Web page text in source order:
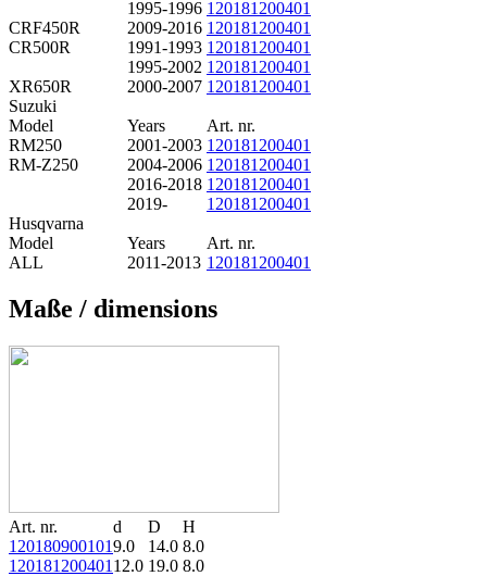
1995-1996 120181200401
CRF450R
2009-2016 120181200401
CR500R
1991-1993 120181200401
1995-2002 120181200401
XR650R
2000-2007 120181200401
Suzuki
Model
Years
Art. nr.
RM250
2001-2003 120181200401
RM-Z250
2004-2006 120181200401
2016-2018 120181200401
2019-
120181200401
Husqvarna
Model
Years
Art. nr.
ALL
2011-2013 120181200401
Maße / dimensions
Art. nr. d D
H
1201809001019.0 14.0 8.0
120181200401 12.0 19.0 8.0